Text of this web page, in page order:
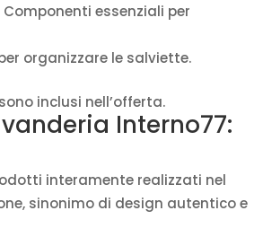
essenziali per
organizzare le salviette.
inclusi nell’offerta.
Interno77:
interamente realizzati nel
sinonimo di design autentico e